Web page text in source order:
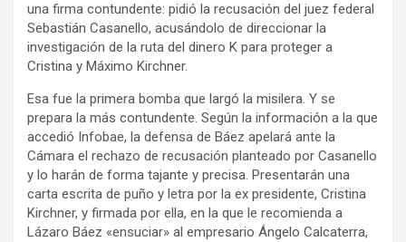
una firma contundente: pidió la recusación del juez federal
Sebastián Casanello, acusándolo de direccionar la
investigación de la ruta del dinero K para proteger a
Cristina y Máximo Kirchner.
Esa fue la primera bomba que largó la misilera. Y se
prepara la más contundente. Según la información a la que
accedió Infobae, la defensa de Báez apelará ante la
Cámara el rechazo de recusación planteado por Casanello
y lo harán de forma tajante y precisa. Presentarán una
carta escrita de puño y letra por la ex presidente, Cristina
Kirchner, y firmada por ella, en la que le recomienda a
Lázaro Báez «ensuciar» al empresario Ángelo Calcaterra,